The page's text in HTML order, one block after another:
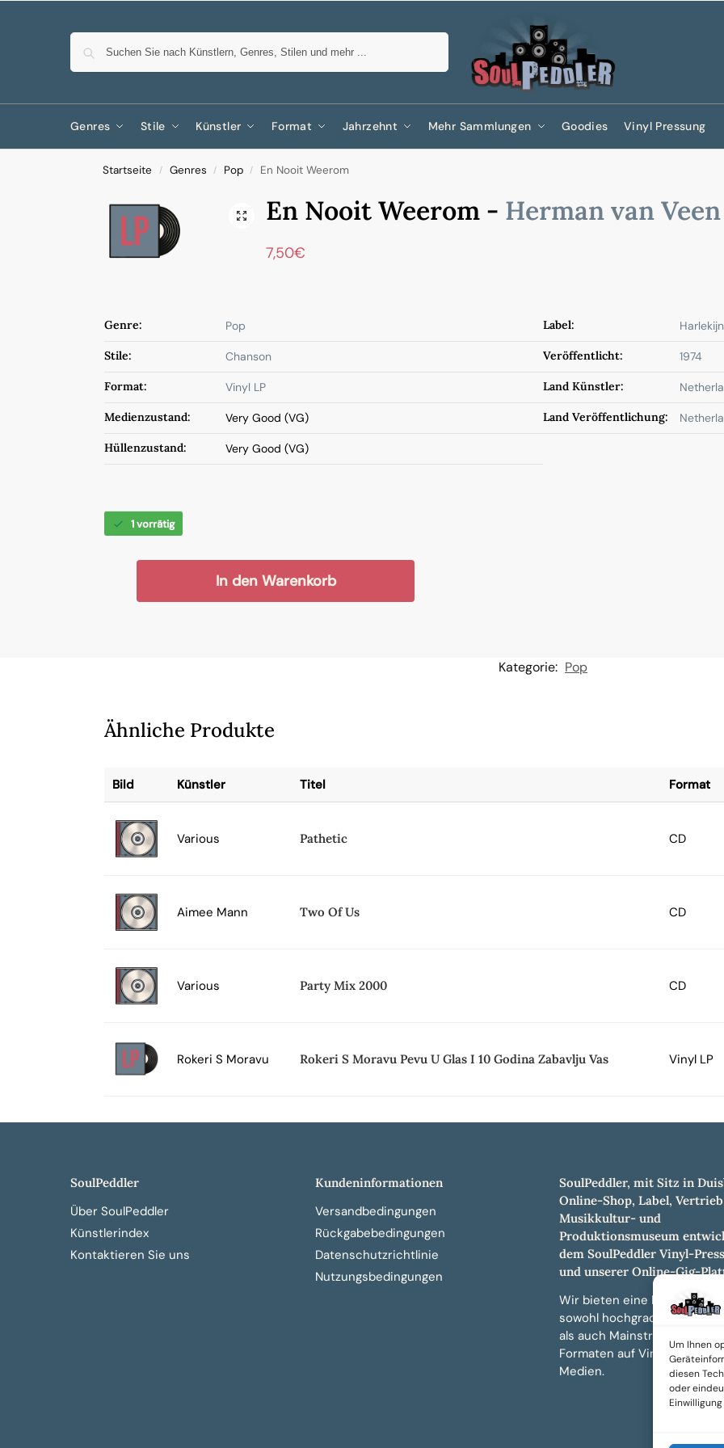
Um Ihnen
diesen
oder
Genres Stile Künstler Format Jahrzehnt Mehr Sammlungen Goodies Vinyl Pressung
Startseite / Genres / Pop / En Nooit Weerom
En Nooit Weerom - Herman van Veen
7,50€
Genre: Pop
Stile: Chanson
Format: Vinyl LP
Medienzustand: Very Good (VG)
Hüllenzustand: Very Good (VG)
Label: Harlekijn
Veröffentlicht: 1974
Land Künstler:
Land Veröffentlichung:
1 vorrätig
In den Warenkorb
Kategorie: Pop
Ähnliche Produkte
Bild Künstler Titel Format
Various Pathetic CD
Aimee Mann Two Of Us CD
Various Party Mix 2000 CD
Rokeri S Moravu Rokeri S Moravu Pevu U Glas I 10 Godina Zabavlju Vas Vinyl LP
SoulPeddler
Über SoulPeddler
Künstlerindex
Kontaktieren Sie uns
Kundeninformationen
Versandbedingungen
Rückgabebedingungen
Datenschutzrichtlinie
Nutzungsbedingungen
SoulPeddler, mit Sitz in
Online-Shop, Label,
Musikkultur- und
Produktionsmuseum
dem SoulPeddler Vinyl-
und unserer Online-Gig-
Wir bieten eine breite
sowohl hochgradig
als auch Mainstream-Titeln
Formaten auf Vinyl, CD und
Medien.